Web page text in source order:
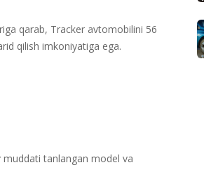
qarab, Tracker avtomobilini 56
qilish imkoniyatiga ega.
muddati tanlangan model va